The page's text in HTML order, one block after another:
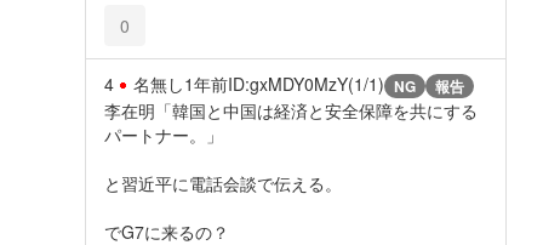
0
4 名無し1年前ID:gxMDY0MzY(1/1) NG 報告
李在明「韓国と中国は経済と安全保障を共にする
パートナー。」
と習近平に電話会談で伝える。
でG7に来るの？